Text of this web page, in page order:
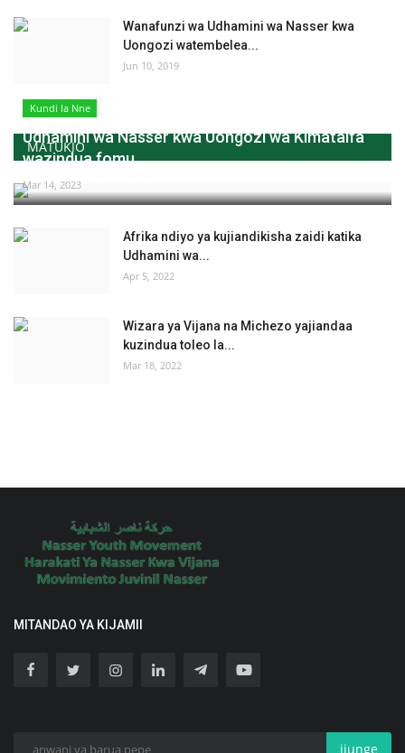
Wanafunzi wa Udhamini wa Nasser kwa
Uongozi watembelea...
Jun 10, 2019
MATUKIO
Kundi la Nne
Udhamini wa Nasser kwa Uongozi wa Kimataifa
wazindua fomu...
Mar 14, 2023
Afrika ndiyo ya kujiandikisha zaidi katika
Udhamini wa...
Apr 5, 2022
Wizara ya Vijana na Michezo yajiandaa
kuzindua toleo la...
Mar 18, 2022
MITANDAO YA KIJAMII
jiunge